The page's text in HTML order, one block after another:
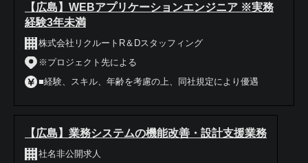
【広島】WEBアプリケーションエンジニア ※実務
経験3年未満
株式会社リクルートR＆Dスタッフィング
※プロジェクト先による
■経験、スキル、年齢を考慮の上、同社規定により優遇
【広島】業務システムの機能改善・設計支援業務
社名非公開求人